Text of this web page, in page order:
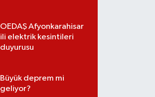
OEDAŞ Afyonkarahisar
ili elektrik kesintileri
duyurusu
Büyük deprem mi
geliyor?